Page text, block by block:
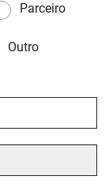
Parceiro
Outro